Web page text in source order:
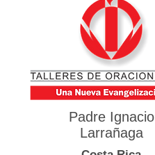
Padre Ignacio
Larrañaga